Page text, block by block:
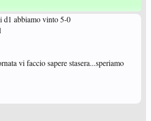
d1 abbiamo vinto 5-0
vi faccio sapere stasera...speriamo